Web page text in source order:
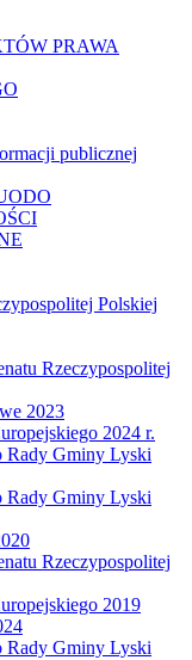
PRAWA
publicznej
Polskiej
Rzeczypospolitej
2023
2024 r.
Rady Gminy Lyski
Rady Gminy Lyski
Rzeczypospolitej
2019
Rady Gminy Lyski